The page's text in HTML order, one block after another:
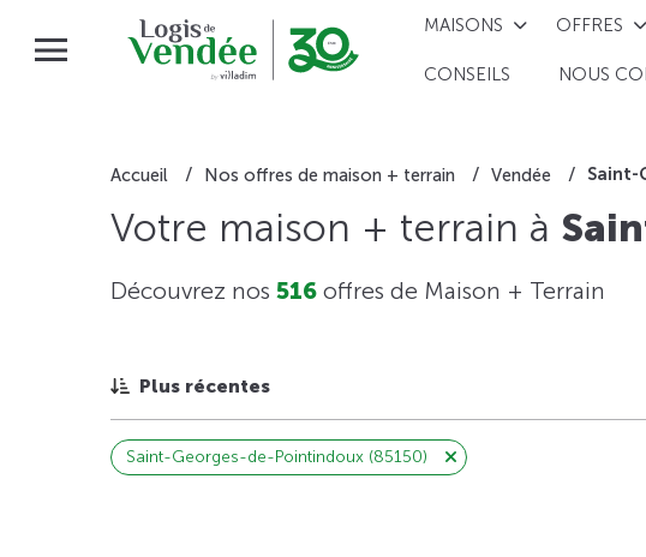
MAISONS OFFRES
CONSEILS NOUS
Accueil Nos offres de maison + terrain Vendée Saint-
Votre maison + terrain à
Découvrez nos 516 offres de Maison + Terrain
Plus récentes
Saint-Georges-de-Pointindoux (85150)